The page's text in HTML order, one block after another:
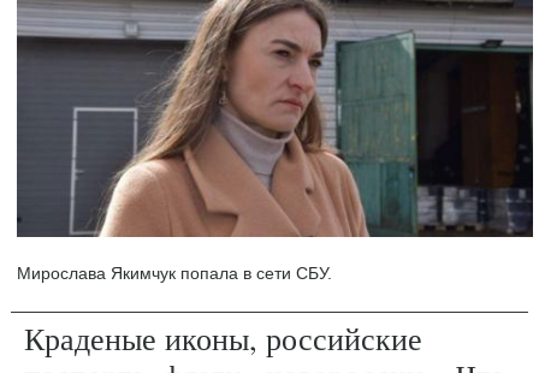
Мирослава Якимчук попала в сети СБУ.
Краденые иконы, российские